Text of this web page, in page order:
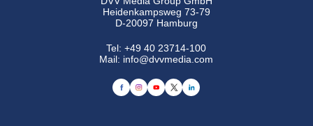
Heidenkampsweg 73-79
D-20097 Hamburg
Tel:+49 40 23714-100
Mail: info@dvvmedia.com